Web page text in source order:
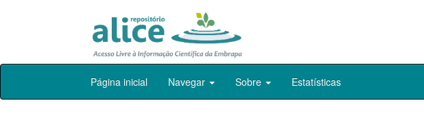
Skip
Página inicial Navegar Sobre Estatísticas